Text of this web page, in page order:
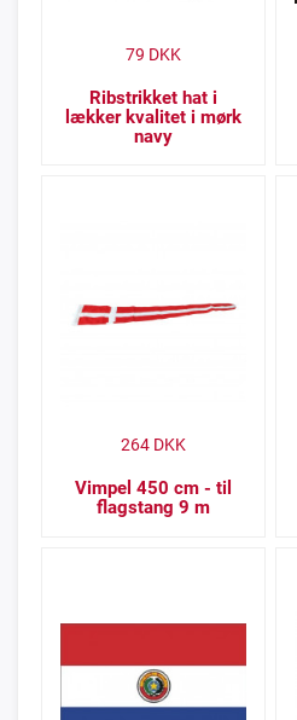
Ribstrikket hat i
lækker kvalitet i mørk
navy
79 DKK
Vimpel 450 cm - til
flagstang 9 m
264DKK